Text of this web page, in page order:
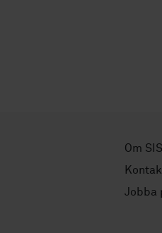
Om SIS
Jobba